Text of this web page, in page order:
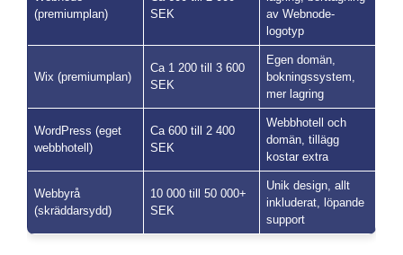
(premiumplan)
SEK
av Webnode-
logotyp
Wix (premiumplan)
Ca 1 200 till 3 600
SEK
Egen domän,
bokningssystem,
mer lagring
WordPress (eget
webbhotell)
Ca 600 till 2 400
SEK
Webbhotell och
domän, tillägg
kostar extra
Webbyrå
(skräddarsydd)
10 000 till 50 000+
SEK
Unik design, allt
inkluderat, löpande
support